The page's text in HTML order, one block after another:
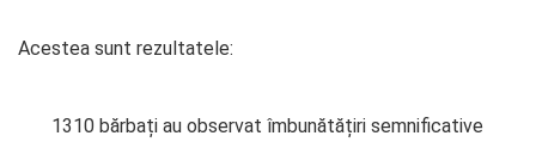
Acestea sunt rezultatele:
1310 bărbați au observat îmbunătățiri semnificative